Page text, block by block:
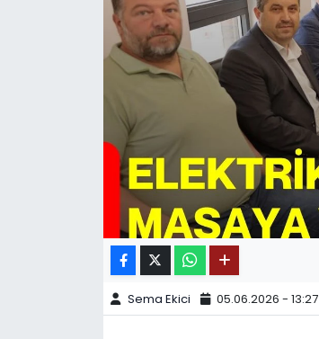
Sema Ekici 05.06.2026 - 13:27
11:11 MANŞET